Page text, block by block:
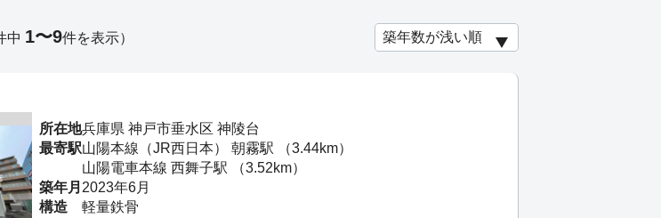
所在地兵庫県 神戸市垂水区 神陵台
最寄駅山陽本線（JR西日本） 朝霧駅 （3.44km）
山陽電車本線 西舞子駅 （3.52km）
築年月 2023年6月
構造
軽量鉄骨
中 1〜9件を表示）